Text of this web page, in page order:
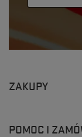
ZAKUPY
POMOC I